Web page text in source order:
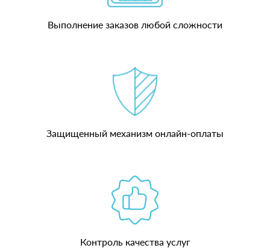
Выполнение заказов любой сложности
Защищенный механизм онлайн-оплаты
Контроль качества услуг